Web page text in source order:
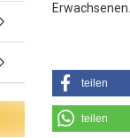
Erwachsenen.
teilen
teilen